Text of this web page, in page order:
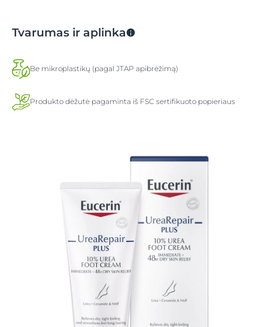
Tvarumas ir aplinka
Be mikroplastikų (pagal JTAP apibrėžimą)
Produkto dėžutė pagaminta iš FSC sertifikuoto popieriaus